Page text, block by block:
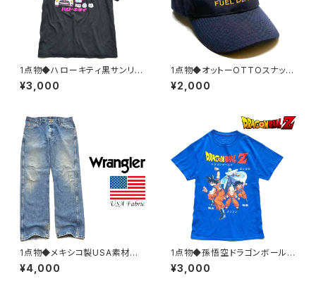
1点物◆ハローキティ黒サンリオ
プリントTシャツ古着メンズXXL
レディースOKアメカジ90sスト
¥3,000
1点物◆オットーOTTOスナップ
バック紺ベースボールキャップ古
着メンズレディースOKアメカジ
¥2,000
1点物◆メキシコ製USA素材ラ
ングラーWranglerデニムパン
ツ/ジーンズ古着メンズXLレディ
¥4,000
1点物◆孫悟空ドラゴンボールZ
青プリントTシャツ古着メンズM
LレディースOKアメカジ90sス
¥3,000